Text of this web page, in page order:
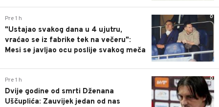
0
Pre 1 h
"Ustajao svakog dana u 4 ujutru,
vraćao se iz fabrike tek na večeru":
Mesi se javljao ocu poslije svakog meča
0
Pre 1 h
Dvije godine od smrti Dženana
Uščuplića: Zauvijek jedan od nas